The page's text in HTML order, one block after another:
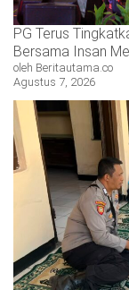
PG Terus
Bersama Insan
oleh Beritautama.co
Agustus 7, 2026